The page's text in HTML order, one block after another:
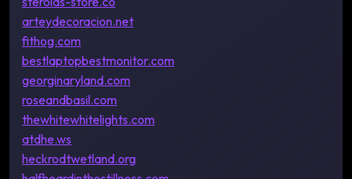
arteydecoracion.net
fithog.com
bestlaptopbestmonitor.com
georginaryland.com
roseandbasil.com
thewhitewhitelights.com
atdhe.ws
heckrodtwetland.org